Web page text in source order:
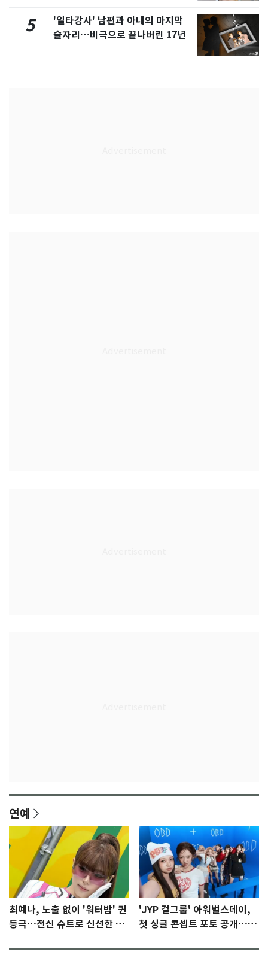
5
'일타강사' 남편과 아내의 마지막
술자리…비극으로 끝나버린 17년
연예
최예나, 노출 없이 '워터밤' 퀸
등극…전신 슈트로 신선한 충
'JYP 걸그룹' 아워벌스데이,
첫 싱글 콘셉트 포토 공개…청